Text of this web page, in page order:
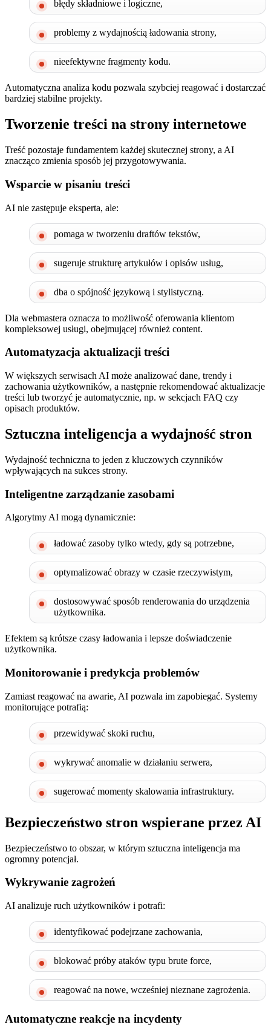
błędy składniowe i logiczne,
problemy z wydajnością ładowania strony,
nieefektywne fragmenty kodu.
Automatyczna analiza kodu pozwala szybciej reagować i dostarczać
bardziej stabilne projekty.
Tworzenie treści na strony internetowe
Treść pozostaje fundamentem każdej skutecznej strony, a AI
znacząco zmienia sposób jej przygotowywania.
Wsparcie w pisaniu treści
AI nie zastępuje eksperta, ale:
pomaga w tworzeniu draftów tekstów,
sugeruje strukturę artykułów i opisów usług,
dba o spójność językową i stylistyczną.
Dla webmastera oznacza to możliwość oferowania klientom
kompleksowej usługi, obejmującej również content.
Automatyzacja aktualizacji treści
W większych serwisach AI może analizować dane, trendy i
zachowania użytkowników, a następnie rekomendować aktualizacje
treści lub tworzyć je automatycznie, np. w sekcjach FAQ czy
opisach produktów.
Sztuczna inteligencja a wydajność stron
Wydajność techniczna to jeden z kluczowych czynników
wpływających na sukces strony.
Inteligentne zarządzanie zasobami
Algorytmy AI mogą dynamicznie:
ładować zasoby tylko wtedy, gdy są potrzebne,
optymalizować obrazy w czasie rzeczywistym,
dostosowywać sposób renderowania do urządzenia
użytkownika.
Efektem są krótsze czasy ładowania i lepsze doświadczenie
użytkownika.
Monitorowanie i predykcja problemów
Zamiast reagować na awarie, AI pozwala im zapobiegać. Systemy
monitorujące potrafią:
przewidywać skoki ruchu,
wykrywać anomalie w działaniu serwera,
sugerować momenty skalowania infrastruktury.
Bezpieczeństwo stron wspierane przez AI
Bezpieczeństwo to obszar, w którym sztuczna inteligencja ma
ogromny potencjał.
Wykrywanie zagrożeń
AI analizuje ruch użytkowników i potrafi:
identyfikować podejrzane zachowania,
blokować próby ataków typu brute force,
reagować na nowe, wcześniej nieznane zagrożenia.
Automatyczne reakcje na incydenty